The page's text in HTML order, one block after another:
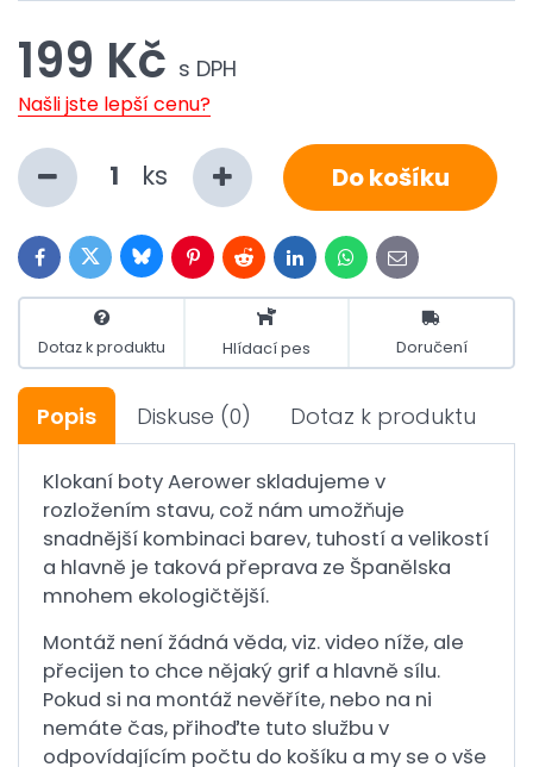
199 Kč s DPH
Našli jste lepší cenu?
ks Do košíku
FacebookTwitterBlueskyPinterestRedditLinkedInWhatsApp
E-
mail
Dotaz k produktu Hlídací pes Doručení
Popis Diskuse (0) Dotaz k produktu
Klokaní boty Aerower skladujeme v
rozložením stavu, což nám umožňuje
snadnější kombinaci barev, tuhostí a velikostí
a hlavně je taková přeprava ze Španělska
mnohem ekologičtější.
Montáž není žádná věda, viz. video níže, ale
přecijen to chce nějaký grif a hlavně sílu.
Pokud si na montáž nevěříte, nebo na ni
nemáte čas, přihoďte tuto službu v
odpovídajícím počtu do košíku a my se o vše